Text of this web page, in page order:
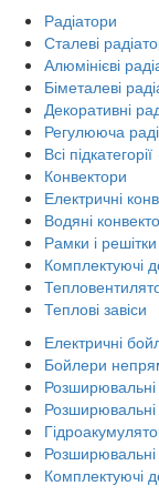
Радіатори
Сталеві
Алюмінієві
Біметалеві
Декоративні
Регулююча
Всі
Конвектори
Електричні
Водяні
Рамки і
Комплектуючі
Теплові завіси
Електричні
Бойлери
Розширювальні
Комплектуючі